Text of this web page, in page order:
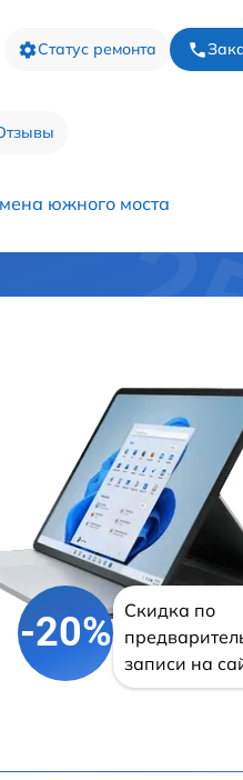
Статус ремонта
южного моста
-20%
Скидка по
записи на